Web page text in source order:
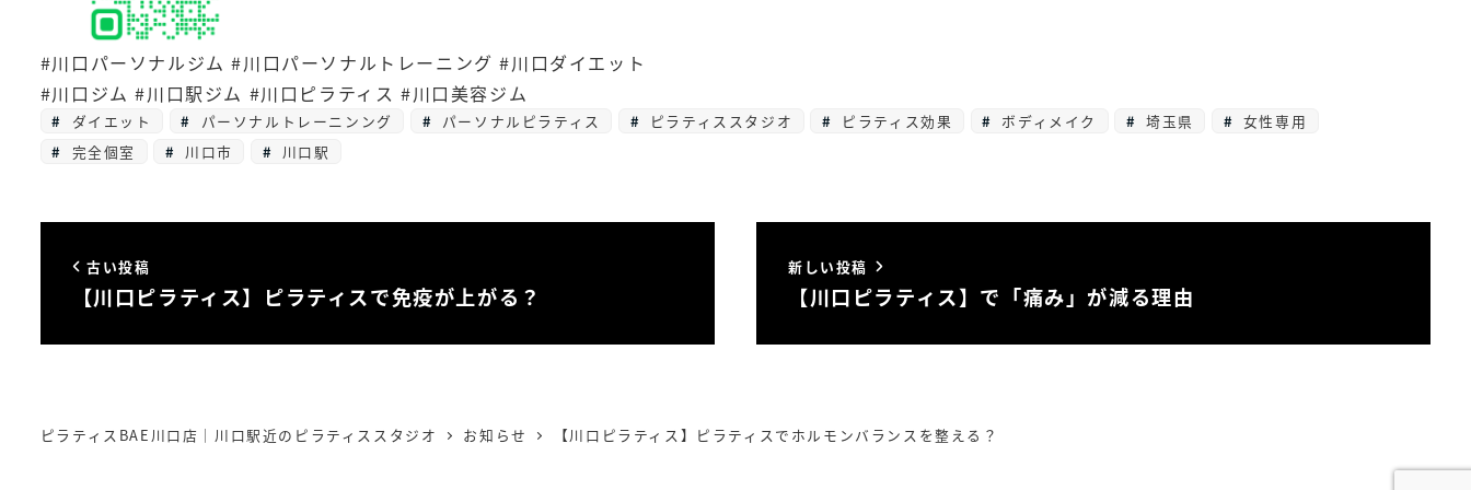
#川口パーソナルジム #川口パーソナルトレーニング #川口ダイエット
#川口ジム #川口駅ジム #川口ピラティス #川口美容ジム
ダイエット パーソナルトレーニンング パーソナルピラティス ピラティススタジオ ピラティス効果 ボディメイク 埼玉県
女性専用
完全個室
川口市 川口駅
古い投稿
【川口ピラティス】ピラティスで免疫が上がる？
新しい投稿
【川口ピラティス】で「痛み」が減る理由
ピラティスBAE川口店｜川口駅近のピラティススタジオ お知らせ 【川口ピラティス】ピラティスでホルモンバランスを整える？